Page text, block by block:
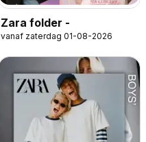
Zara folder -
vanaf zaterdag 01-08-2026